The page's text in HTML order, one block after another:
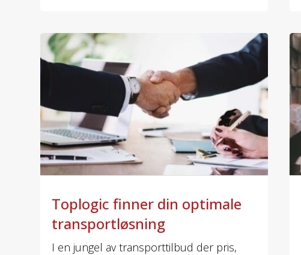
Toplogic finner din optimale
transportløsning
I en jungel av transporttilbud der pris,